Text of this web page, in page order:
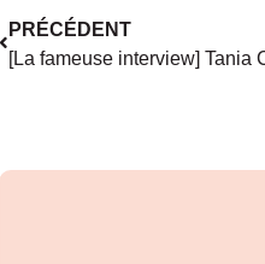
PRÉCÉDENT